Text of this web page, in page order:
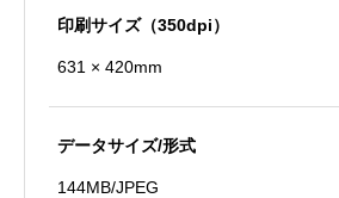
印刷サイズ（350dpi）
631 × 420mm
データサイズ/形式
144MB/JPEG